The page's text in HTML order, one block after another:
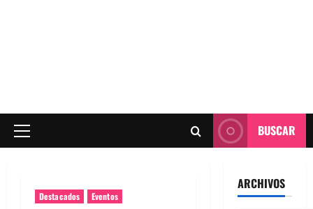
Menú
BUSCAR
Destacados Eventos
ARCHIVOS